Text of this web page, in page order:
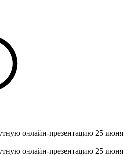
онлайн-презентацию 25 июня
онлайн-презентацию 25 июня